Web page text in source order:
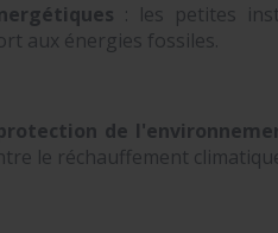
: les petites
aux énergies fossiles.
de
le réchauffement